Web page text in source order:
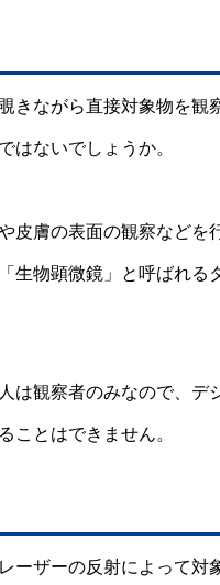
きながら直接対象物を観
はないでしょうか。
皮膚の表面の観察などを
生物顕微鏡」と呼ばれ
は観察者のみなので、デ
ことはできません。
ーザーの反射によって対